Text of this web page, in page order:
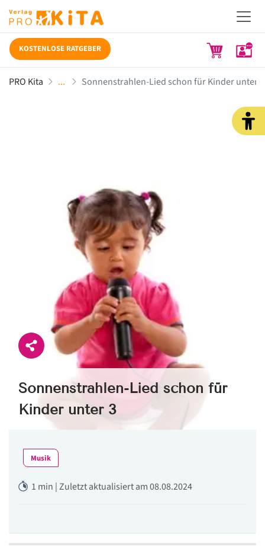
KOSTENLOSE RATGEBER
PRO Kita Sonnenstrahlen-Lied schon für Kinder unter 3
Sonnenstrahlen-Lied schon für
Kinder unter 3
Musik
1 min | Zuletzt aktualisiert am 08.08.2024